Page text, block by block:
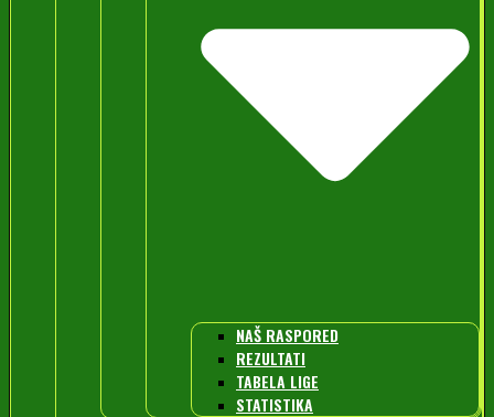
NAŠ RASPORED
REZULTATI
TABELA LIGE
STATISTIKA